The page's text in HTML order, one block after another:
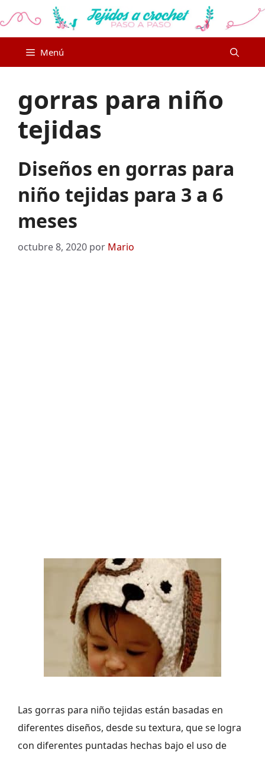
al
Menú
gorras para niño
tejidas
Diseños en gorras para
niño tejidas para 3 a 6
meses
octubre 8, 2020 por Mario
Las gorras para niño tejidas están basadas en
diferentes diseños, desde su textura, que se logra
con diferentes puntadas hechas bajo el uso de